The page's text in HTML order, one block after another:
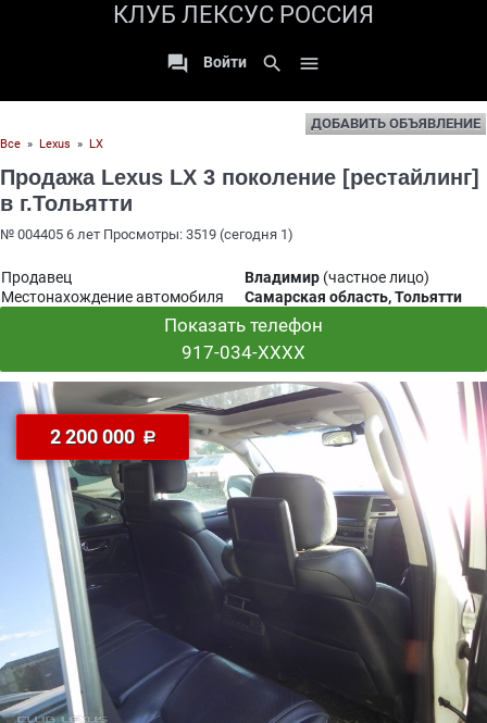
КЛУБ ЛЕКСУС РОССИЯ
 Войти search 
ДОБАВИТЬ ОБЪЯВЛЕНИЕ
Все » Lexus » LX
Продажа Lexus LX 3 поколение [рестайлинг]
в г.Тольятти
№ 004405 6 лет Просмотры: 3519 (сегодня 1)
Продавец Владимир (частное лицо)
Местонахождение автомобиля
Самарская область, Тольятти
Показать телефон
917-034-XXXX
2 200 000